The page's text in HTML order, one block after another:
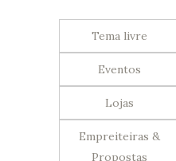
Tema livre
Eventos
Lojas
Empreiteiras &
Propostas